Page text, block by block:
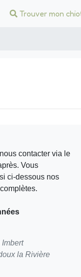
Trouver mon
contacter via le
Vous
ci-dessous nos
la Rivière